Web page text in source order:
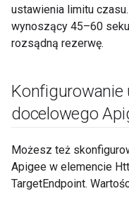
ustawienia limitu
wynoszący 45–60
rozsądną rezerwę.
docelowego
Możesz też
Apigee w elemencie
TargetEndpoint.